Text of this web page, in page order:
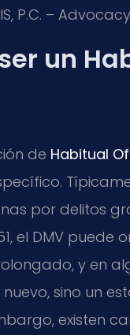
P.C. –
un
de Habitual
por delitos
el DMV
y en
sino un
existen